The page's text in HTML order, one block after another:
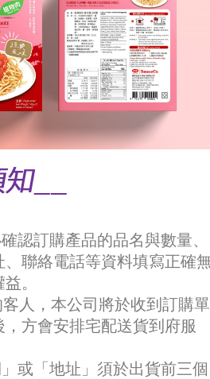
認訂購產品的品名與數量、
、聯絡電話等資料填寫正確
。
人，本公司將於收到訂購單
方會安排宅配送貨到府服
或「地址」須於出貨前三個